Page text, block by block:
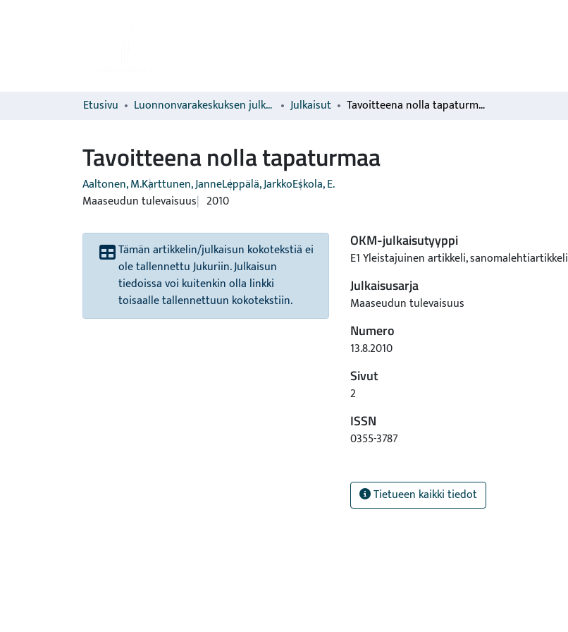
Etusivu Luonnonvarakeskuksen julkaisut Julkaisut Tavoitteena nolla tapaturmaa
Tavoitteena nolla tapaturmaa
Aaltonen, M.Karttunen, JanneLeppälä, JarkkoEskola, E.
Maaseudun tulevaisuus 2010
Tämän artikkelin/julkaisun kokotekstiä ei
ole tallennettu Jukuriin. Julkaisun
tiedoissa voi kuitenkin olla linkki
toisaalle tallennettuun kokotekstiin.
OKM-julkaisutyyppi
E1 Yleistajuinen artikkeli, sanomalehtiartikkeli
Julkaisusarja
Maaseudun tulevaisuus
Numero
13.8.2010
Sivut
2
ISSN
0355-3787
Tietueen kaikki tiedot